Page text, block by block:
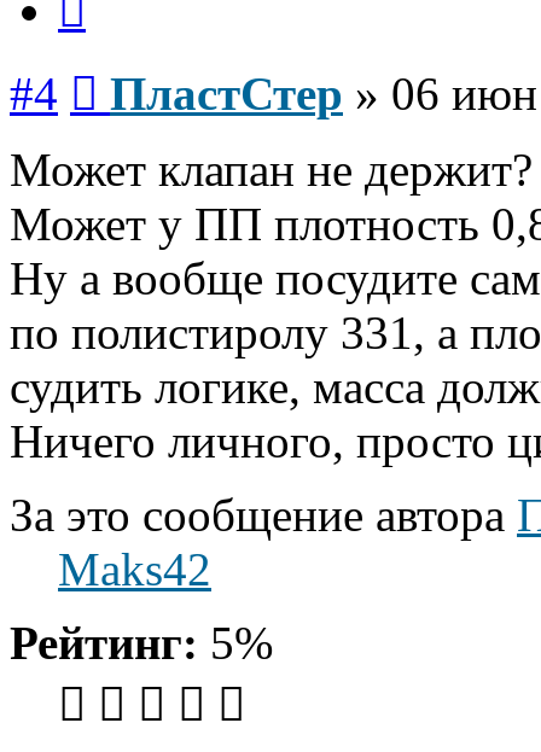
#4 ПластСтер » 06
Может клапан не
Может у ПП плотность
Ну а вообще посудите
по полистиролу 331, а
судить логике, масса
Ничего личного, просто
За это сообщение автора
Maks42
Рейтинг: 5%